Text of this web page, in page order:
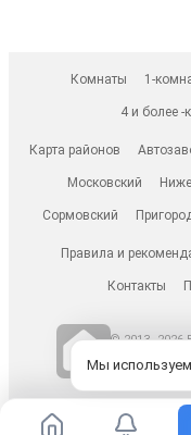
Комнаты 1-
4 и более -
Карта районов
Московский
Сормовский
Правила и
Контакты
© 2013–2026
Мы используем